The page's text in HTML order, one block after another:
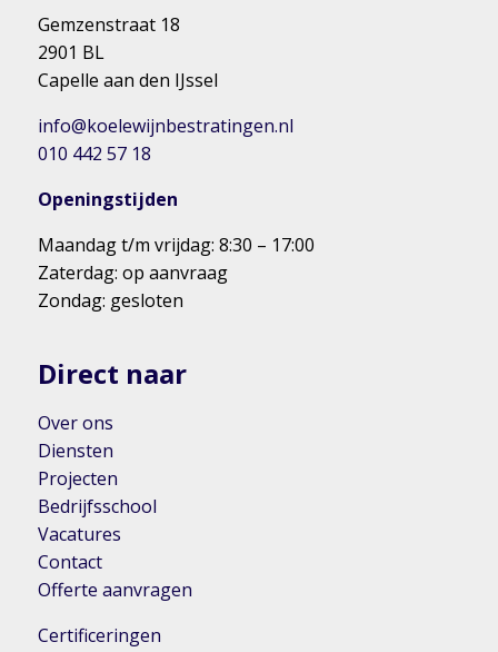
Gemzenstraat 18
2901 BL
Capelle aan den IJssel
info@koelewijnbestratingen.nl
010 442 57 18
Openingstijden
Maandag t/m vrijdag: 8:30 – 17:00
Zaterdag: op aanvraag
Zondag: gesloten
Direct naar
Over ons
Diensten
Projecten
Bedrijfsschool
Vacatures
Contact
Offerte aanvragen
Certificeringen